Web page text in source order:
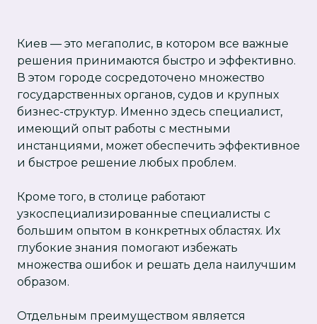
Киев — это мегаполис, в котором все важные
решения принимаются быстро и эффективно.
В этом городе сосредоточено множество
государственных органов, судов и крупных
бизнес-структур. Именно здесь специалист,
имеющий опыт работы с местными
инстанциями, может обеспечить эффективное
и быстрое решение любых проблем.
Кроме того, в столице работают
узкоспециализированные специалисты с
большим опытом в конкретных областях. Их
глубокие знания помогают избежать
множества ошибок и решать дела наилучшим
образом.
Отдельным преимуществом является